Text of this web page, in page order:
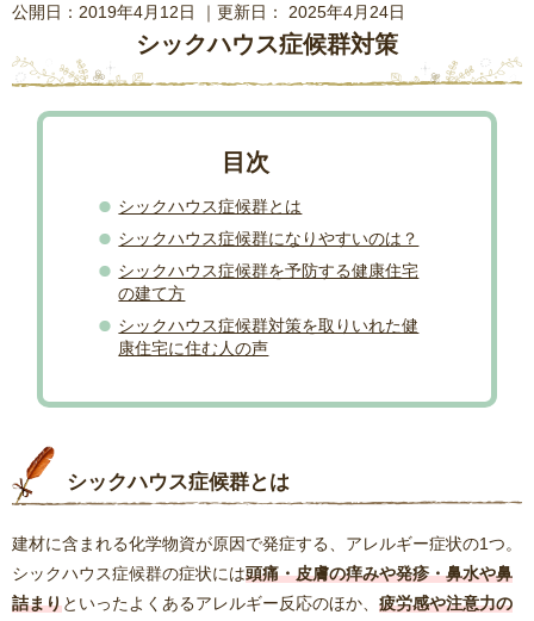
公開日： 2019年4月12日 ｜更新日： 2025年4月24日
シックハウス症候群対策
シックハウス症候群とは
シックハウス症候群になりやすいのは？
シックハウス症候群を予防する健康住宅
の建て方
シックハウス症候群対策を取りいれた健
康住宅に住む人の声
シックハウス症候群とは
建材に含まれる化学物資が原因で発症する、アレルギー症状の1つ。
シックハウス症候群の症状には頭痛・皮膚の痒みや発疹・鼻水や鼻
詰まりといったよくあるアレルギー反応のほか、 疲労感や注意力の